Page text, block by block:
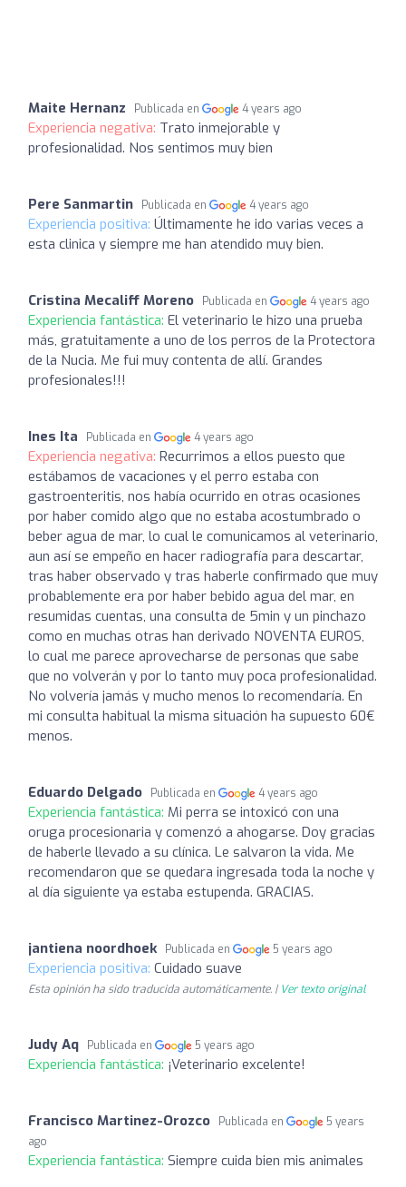
Maite Hernanz Publicada en 4 years ago
Experiencia negativa: Trato inmejorable y
profesionalidad. Nos sentimos muy bien
Pere Sanmartin Publicada en 4 years ago
Experiencia positiva: Últimamente he ido varias veces a
esta clinica y siempre me han atendido muy bien.
Cristina Mecaliff Moreno Publicada en 4 years ago
Experiencia fantástica: El veterinario le hizo una prueba
más, gratuitamente a uno de los perros de la Protectora
de la Nucia. Me fui muy contenta de allí. Grandes
profesionales!!!
Ines Ita Publicada en 4 years ago
Experiencia negativa: Recurrimos a ellos puesto que
estábamos de vacaciones y el perro estaba con
gastroenteritis, nos había ocurrido en otras ocasiones
por haber comido algo que no estaba acostumbrado o
beber agua de mar, lo cual le comunicamos al veterinario,
aun así se empeño en hacer radiografía para descartar,
tras haber observado y tras haberle confirmado que muy
probablemente era por haber bebido agua del mar, en
resumidas cuentas, una consulta de 5min y un pinchazo
como en muchas otras han derivado NOVENTA EUROS,
lo cual me parece aprovecharse de personas que sabe
que no volverán y por lo tanto muy poca profesionalidad.
No volvería jamás y mucho menos lo recomendaría. En
mi consulta habitual la misma situación ha supuesto 60€
menos.
Eduardo Delgado Publicada en 4 years ago
Experiencia fantástica: Mi perra se intoxicó con una
oruga procesionaria y comenzó a ahogarse. Doy gracias
de haberle llevado a su clínica. Le salvaron la vida. Me
recomendaron que se quedara ingresada toda la noche y
al día siguiente ya estaba estupenda. GRACIAS.
jantiena noordhoek Publicada en 5 years ago
Experiencia positiva: Cuidado suave
Esta opinión ha sido traducida automáticamente. | Ver texto original
Judy Aq Publicada en 5 years ago
Experiencia fantástica: ¡Veterinario excelente!
Francisco Martinez-Orozco Publicada en
5 years
ago
Experiencia fantástica: Siempre cuida bien mis animales